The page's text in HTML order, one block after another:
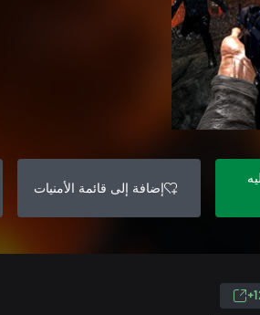
إضافة إلى قائمة الأمنيات